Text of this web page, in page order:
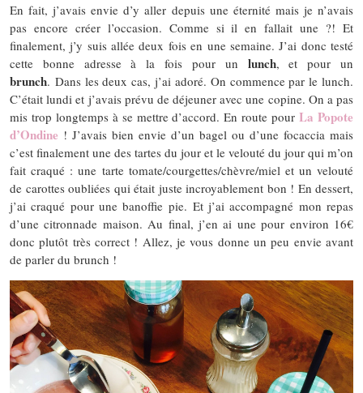
En fait, j’avais envie d’y aller depuis une éternité mais je n’avais
pas encore créer l’occasion. Comme si il en fallait une ?! Et
finalement, j’y suis allée deux fois en une semaine. J’ai donc testé
cette bonne adresse à la fois pour un lunch, et pour un
brunch. Dans les deux cas, j’ai adoré. On commence par le lunch.
C’était lundi et j’avais prévu de déjeuner avec une copine. On a pas
mis trop longtemps à se mettre d’accord. En route pourLa Popote
d’Ondine ! J’avais bien envie d’un bagel ou d’une focaccia mais
c’est finalement une des tartes du jour et le velouté du jour qui m’on
fait craqué : une tarte tomate/courgettes/chèvre/miel et un velouté
de carottes oubliées qui était juste incroyablement bon ! En dessert,
j’ai craqué pour une banoffie pie. Et j’ai accompagné mon repas
d’une citronnade maison. Au final, j’en ai une pour environ 16€
donc plutôt très correct ! Allez, je vous donne un peu envie avant
de parler du brunch !